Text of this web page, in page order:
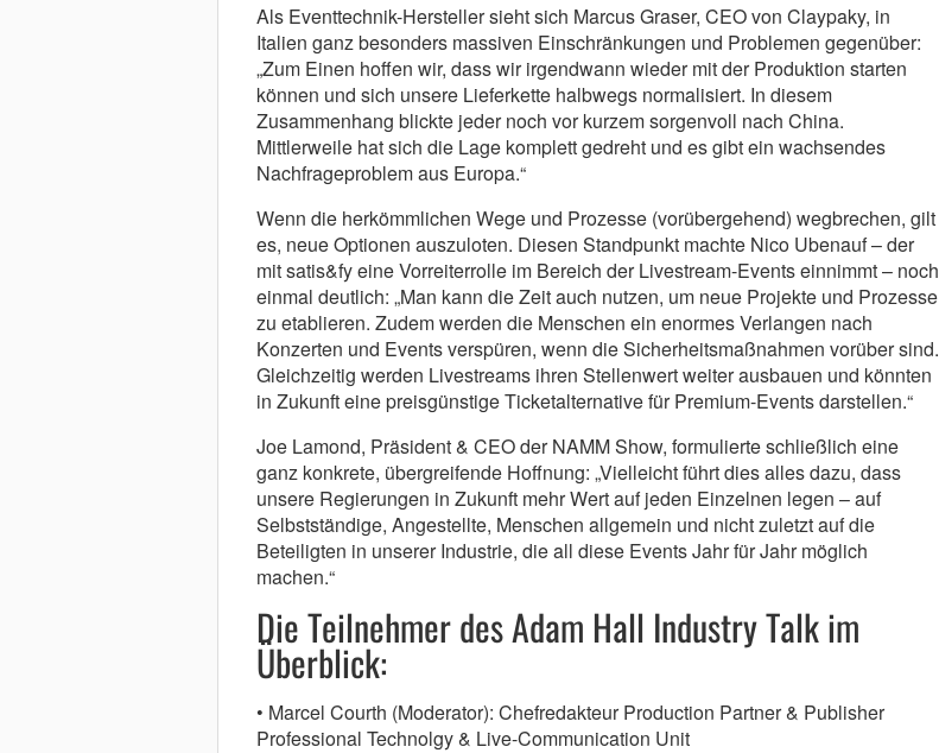
Als Eventtechnik-Hersteller sieht sich Marcus Graser, CEO von Claypaky, in
Italien ganz besonders massiven Einschränkungen und Problemen gegenüber:
„Zum Einen hoffen wir, dass wir irgendwann wieder mit der Produktion starten
können und sich unsere Lieferkette halbwegs normalisiert. In diesem
Zusammenhang blickte jeder noch vor kurzem sorgenvoll nach China.
Mittlerweile hat sich die Lage komplett gedreht und es gibt ein wachsendes
Nachfrageproblem aus Europa.“
Wenn die herkömmlichen Wege und Prozesse (vorübergehend) wegbrechen, gilt
es, neue Optionen auszuloten. Diesen Standpunkt machte Nico Ubenauf – der
mit satis&fy eine Vorreiterrolle im Bereich der Livestream-Events einnimmt – noch
einmal deutlich: „Man kann die Zeit auch nutzen, um neue Projekte und Prozesse
zu etablieren. Zudem werden die Menschen ein enormes Verlangen nach
Konzerten und Events verspüren, wenn die Sicherheitsmaßnahmen vorüber sind.
Gleichzeitig werden Livestreams ihren Stellenwert weiter ausbauen und könnten
in Zukunft eine preisgünstige Ticketalternative für Premium-Events darstellen.“
Joe Lamond, Präsident & CEO der NAMM Show, formulierte schließlich eine
ganz konkrete, übergreifende Hoffnung: „Vielleicht führt dies alles dazu, dass
unsere Regierungen in Zukunft mehr Wert auf jeden Einzelnen legen – auf
Selbstständige, Angestellte, Menschen allgemein und nicht zuletzt auf die
Beteiligten in unserer Industrie, die all diese Events Jahr für Jahr möglich
machen.“
Die Teilnehmer des Adam Hall Industry Talk im
Überblick:
• Marcel Courth (Moderator): Chefredakteur Production Partner & Publisher
Professional Technolgy & Live-Communication Unit